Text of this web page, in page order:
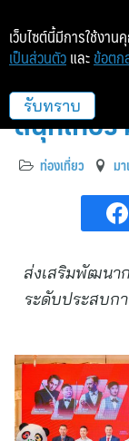
วินน์ ภูมิใจ
สนุกเกอร์
ท่องเที่ยว มา
ส่งเสริมพัฒนา
ระดับประสบก
เว็บไซต์นี้มีการใช้งาน
เป็นส่วนตัว และ ข้อตก
รับทราบ